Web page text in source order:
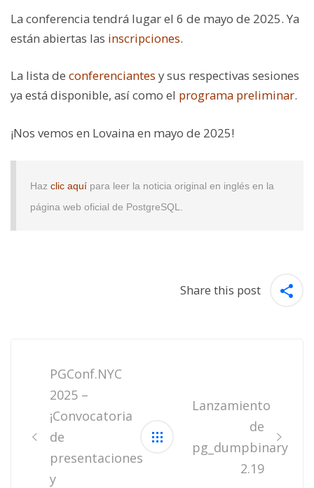
La conferencia tendrá lugar el 6 de mayo de 2025. Ya
están abiertas las inscripciones.
La lista de conferenciantes y sus respectivas sesiones
ya está disponible, así como el programa preliminar.
¡Nos vemos en Lovaina en mayo de 2025!
Haz clic aquí para leer la noticia original en inglés en la
página web oficial de PostgreSQL.
Share this post
navigation
PGConf.NYC
2025 –
¡Convocatoria
de
presentaciones
y
Lanzamiento
de
pg_dumpbinary
2.19